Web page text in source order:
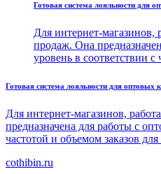
Готовая система лояльности для
Для интернет-
продаж. Она
уровень в соответствии
Готовая система лояльности для оптовых
Для интернет-магазинов,
предназначена для работы с
частотой и объемом заказов
cothibin.ru